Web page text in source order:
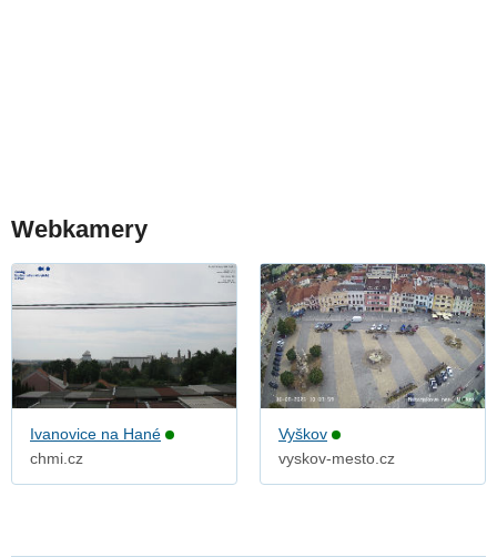
Webkamery
Ivanovice na Hané
chmi.cz
Vyškov
vyskov-mesto.cz